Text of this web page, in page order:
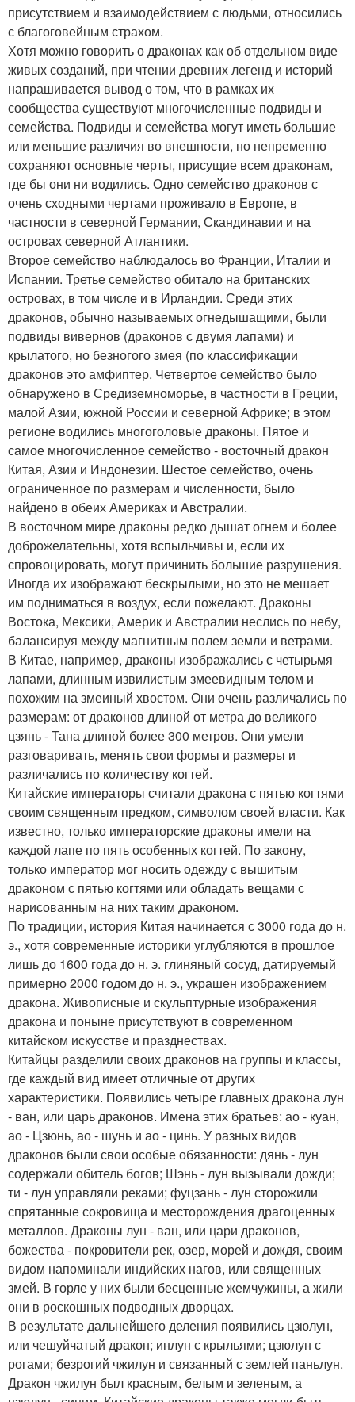
присутствием и взаимодействием с людьми, относились
с благоговейным страхом.
Хотя можно говорить о драконах как об отдельном виде
живых созданий, при чтении древних легенд и историй
напрашивается вывод о том, что в рамках их
сообщества существуют многочисленные подвиды и
семейства. Подвиды и семейства могут иметь большие
или меньшие различия во внешности, но непременно
сохраняют основные черты, присущие всем драконам,
где бы они ни водились. Одно семейство драконов с
очень сходными чертами проживало в Европе, в
частности в северной Германии, Скандинавии и на
островах северной Атлантики.
Второе семейство наблюдалось во Франции, Италии и
Испании. Третье семейство обитало на британских
островах, в том числе и в Ирландии. Среди этих
драконов, обычно называемых огнедышащими, были
подвиды вивернов (драконов с двумя лапами) и
крылатого, но безногого змея (по классификации
драконов это амфиптер. Четвертое семейство было
обнаружено в Средиземноморье, в частности в Греции,
малой Азии, южной России и северной Африке; в этом
регионе водились многоголовые драконы. Пятое и
самое многочисленное семейство - восточный дракон
Китая, Азии и Индонезии. Шестое семейство, очень
ограниченное по размерам и численности, было
найдено в обеих Америках и Австралии.
В восточном мире драконы редко дышат огнем и более
доброжелательны, хотя вспыльчивы и, если их
спровоцировать, могут причинить большие разрушения.
Иногда их изображают бескрылыми, но это не мешает
им подниматься в воздух, если пожелают. Драконы
Востока, Мексики, Америк и Австралии неслись по небу,
балансируя между магнитным полем земли и ветрами.
В Китае, например, драконы изображались с четырьмя
лапами, длинным извилистым змеевидным телом и
похожим на змеиный хвостом. Они очень различались по
размерам: от драконов длиной от метра до великого
цзянь - Тана длиной более 300 метров. Они умели
разговаривать, менять свои формы и размеры и
различались по количеству когтей.
Китайские императоры считали дракона с пятью когтями
своим священным предком, символом своей власти. Как
известно, только императорские драконы имели на
каждой лапе по пять особенных когтей. По закону,
только император мог носить одежду с вышитым
драконом с пятью когтями или обладать вещами с
нарисованным на них таким драконом.
По традиции, история Китая начинается с 3000 года до н.
э., хотя современные историки углубляются в прошлое
лишь до 1600 года до н. э. глиняный сосуд, датируемый
примерно 2000 годом до н. э., украшен изображением
дракона. Живописные и скульптурные изображения
дракона и поныне присутствуют в современном
китайском искусстве и празднествах.
Китайцы разделили своих драконов на группы и классы,
где каждый вид имеет отличные от других
характеристики. Появились четыре главных дракона лун
- ван, или царь драконов. Имена этих братьев: ао - куан,
ао - Цзюнь, ао - шунь и ао - цинь. У разных видов
драконов были свои особые обязанности: дянь - лун
содержали обитель богов; Шэнь - лун вызывали дожди;
ти - лун управляли реками; фуцзань - лун сторожили
спрятанные сокровища и месторождения драгоценных
металлов. Драконы лун - ван, или цари драконов,
божества - покровители рек, озер, морей и дождя, своим
видом напоминали индийских нагов, или священных
змей. В горле у них были бесценные жемчужины, а жили
они в роскошных подводных дворцах.
В результате дальнейшего деления появились цзюлун,
или чешуйчатый дракон; инлун с крыльями; цзюлун с
рогами; безрогий чжилун и связанный с землей паньлун.
Дракон чжилун был красным, белым и зеленым, а